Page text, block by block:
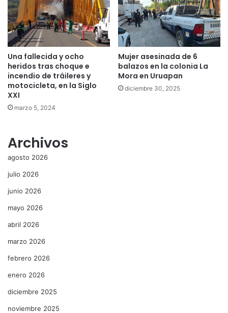
Una fallecida y ocho
heridos tras choque e
incendio de tráileres y
motocicleta, en la Siglo
XXI
marzo 5, 2024
Mujer asesinada de 6
balazos en la colonia La
Mora en Uruapan
diciembre 30, 2025
Archivos
agosto 2026
julio 2026
junio 2026
mayo 2026
abril 2026
marzo 2026
febrero 2026
enero 2026
diciembre 2025
noviembre 2025